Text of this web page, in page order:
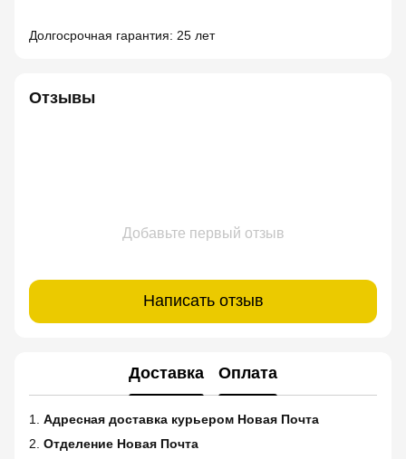
Долгосрочная гарантия: 25 лет
Отзывы
Добавьте первый отзыв
Написать отзыв
Доставка Оплата
1. Адресная доставка курьером Новая Почта
2. Отделение Новая Почта